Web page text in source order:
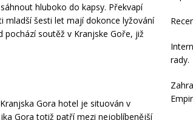
hluboko do kapsy. Překvapí
mladší šesti let mají dokonce lyžování
pochází soutěž v Kranjske Goře, již
Gora hotel je situován v
Gora totiž patří mezi nejoblíbenější
rady.